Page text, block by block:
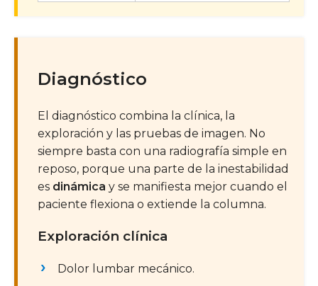
Diagnóstico
El diagnóstico combina la clínica, la
exploración y las pruebas de imagen. No
siempre basta con una radiografía simple en
reposo, porque una parte de la inestabilidad
es dinámica y se manifiesta mejor cuando el
paciente flexiona o extiende la columna.
Exploración clínica
Dolor lumbar mecánico.